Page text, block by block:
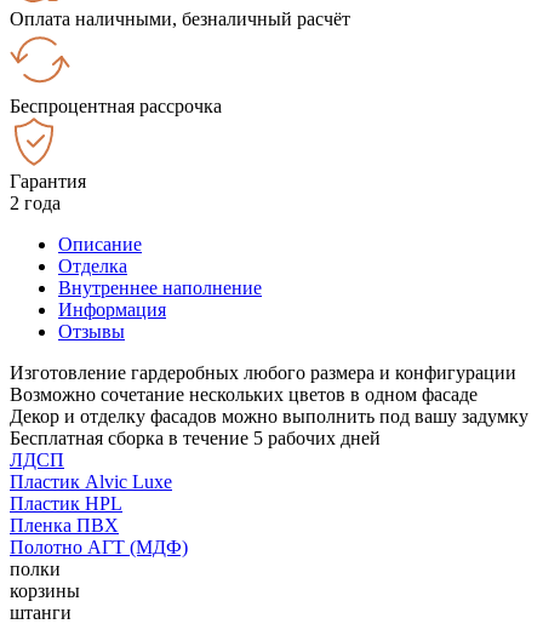
Оплата наличными, безналичный расчёт
Беспроцентная рассрочка
Гарантия
2 года
Описание
Отделка
Внутреннее наполнение
Информация
Отзывы
Изготовление гардеробных любого размера и конфигурации
Возможно сочетание нескольких цветов в одном фасаде
Декор и отделку фасадов можно выполнить под вашу задумку
Бесплатная сборка в течение 5 рабочих дней
ЛДСП
Пластик Alvic Luxe
Пластик HPL
Пленка ПВХ
Полотно АГТ (МДФ)
полки
корзины
штанги